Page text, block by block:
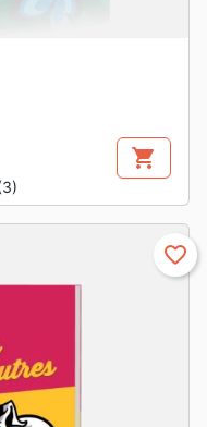
shopping_cart
favorite_border